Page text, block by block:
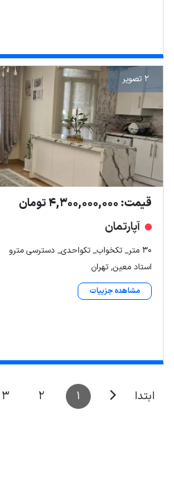
2 تصویر
قیمت: 4,300,000,000 تومان
آپارتمان
۳۰ متر_ تکخواب_ تکواحدی_ دسترسی مترو
استاد معین, تهران
مشاهده جزییات
ابتدا 1
2
3